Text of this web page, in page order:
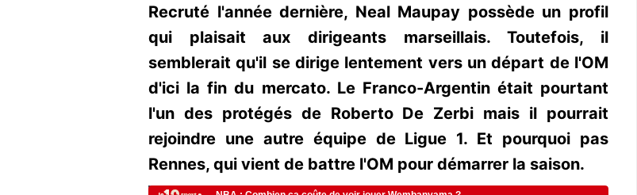
Recruté l'année dernière, Neal Maupay possède un profil
qui plaisait aux dirigeants marseillais. Toutefois, il
semblerait qu'il se dirige lentement vers un départ de l'OM
d'ici la fin du mercato. Le Franco-Argentin était pourtant
l'un des protégés de Roberto De Zerbi mais il pourrait
rejoindre une autre équipe de Ligue 1. Et pourquoi pas
Rennes, qui vient de battre l'OM pour démarrer la saison.